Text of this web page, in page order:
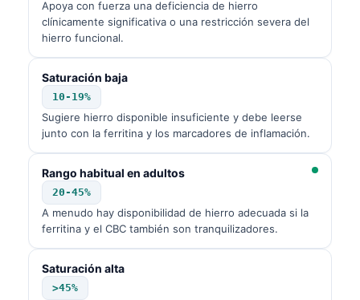
Apoya con fuerza una deficiencia de hierro
clínicamente significativa o una restricción severa del
hierro funcional.
Saturación baja
10-19%
Sugiere hierro disponible insuficiente y debe leerse
junto con la ferritina y los marcadores de inflamación.
Rango habitual en adultos
20-45%
A menudo hay disponibilidad de hierro adecuada si la
ferritina y el CBC también son tranquilizadores.
Saturación alta
>45%